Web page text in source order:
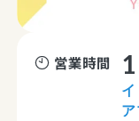
営業時間